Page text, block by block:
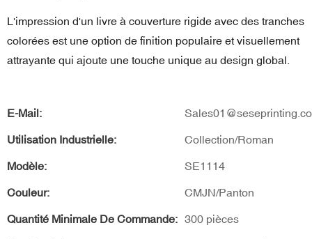
L'impression d'un livre à couverture rigide avec des tranches
colorées est une option de finition populaire et visuellement
attrayante qui ajoute une touche unique au design global.
E-Mail:
Utilisation Industrielle: Collection/Roman
Modèle: SE1114
Couleur: CMJN/Panton
Quantité Minimale De Commande: 300 pièces